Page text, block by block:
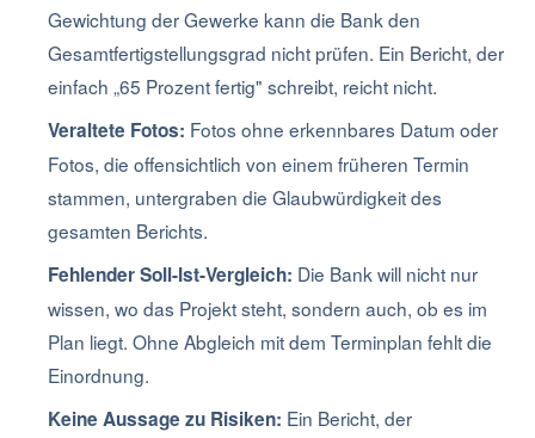
Gewichtung der Gewerke kann die Bank den
Gesamtfertigstellungsgrad nicht prüfen. Ein Bericht, der
einfach „65 Prozent fertig" schreibt, reicht nicht.
Veraltete Fotos: Fotos ohne erkennbares Datum oder
Fotos, die offensichtlich von einem früheren Termin
stammen, untergraben die Glaubwürdigkeit des
gesamten Berichts.
Fehlender Soll-Ist-Vergleich: Die Bank will nicht nur
wissen, wo das Projekt steht, sondern auch, ob es im
Plan liegt. Ohne Abgleich mit dem Terminplan fehlt die
Einordnung.
Keine Aussage zu Risiken: Ein Bericht, der